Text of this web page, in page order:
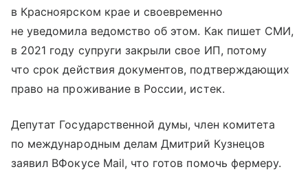
в Красноярском крае и своевременно
не уведомила ведомство об этом. Как пишет СМИ,
в 2021 году супруги закрыли свое ИП, потому
что срок действия документов, подтверждающих
право на проживание в России, истек.
Депутат Государственной думы, член комитета
по международным делам Дмитрий Кузнецов
заявил ВФокусе Mail, что готов помочь фермеру.